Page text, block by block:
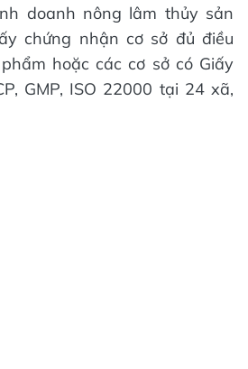
doanh nông lâm thủy sản
chứng nhận cơ sở đủ điều
hoặc các cơ sở có Giấy
GMP, ISO 22000 tại 24 xã,